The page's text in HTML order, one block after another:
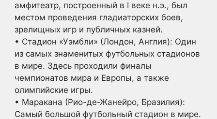
амфитеатр, построенный в I веке н.э., был
местом проведения гладиаторских боев,
зрелищных игр и публичных казней.
• Стадион «Уэмбли» (Лондон, Англия): Один
из самых знаменитых футбольных стадионов
в мире. Здесь проходили финалы
чемпионатов мира и Европы, а также
олимпийские игры.
• Маракана (Рио-де-Жанейро, Бразилия):
Самый большой футбольный стадион в мире.